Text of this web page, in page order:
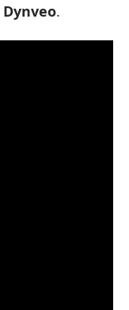
Dynveo.